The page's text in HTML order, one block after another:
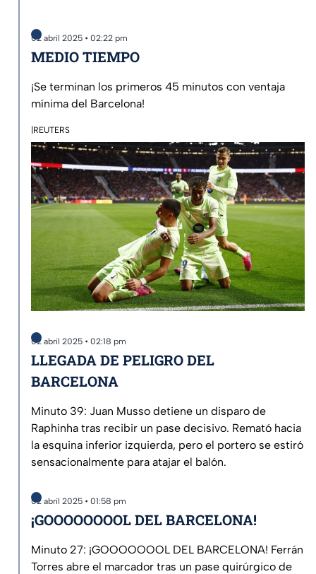
02 abril 2025 • 02:22 pm
MEDIO TIEMPO
¡Se terminan los primeros 45 minutos con ventaja
mínima del Barcelona!
|REUTERS
02 abril 2025 • 02:18 pm
LLEGADA DE PELIGRO DEL
BARCELONA
Minuto 39: Juan Musso detiene un disparo de
Raphinha tras recibir un pase decisivo. Remató hacia
la esquina inferior izquierda, pero el portero se estiró
sensacionalmente para atajar el balón.
02 abril 2025 • 01:58 pm
¡GOOOOOOOOL DEL BARCELONA!
Minuto 27: ¡GOOOOOOOL DEL BARCELONA! Ferrán
Torres abre el marcador tras un pase quirúrgico de